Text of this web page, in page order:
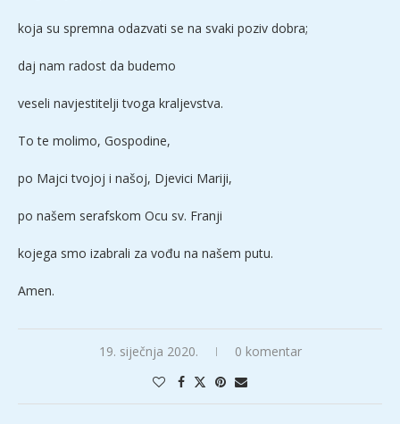
koja su spremna odazvati se na svaki poziv dobra;
daj nam radost da budemo
veseli navjestitelji tvoga kraljevstva.
To te molimo, Gospodine,
po Majci tvojoj i našoj, Djevici Mariji,
po našem serafskom Ocu sv. Franji
kojega smo izabrali za vođu na našem putu.
Amen.
19. siječnja 2020. 0 komentar